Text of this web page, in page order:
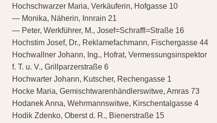
Hochschwarzer Maria, Verkäuferin, Hofgasse 10
— Monika, Näherin, Innrain 21
— Peter, Werkführer, M., Josef=Schraffl=Straße 16
Hochstim Josef, Dr., Reklamefachmann, Fischergasse 44
Hochwallner Johann, Ing., Hofrat, Vermessungsinspektor
f. T. u. V., Grillparzerstraße 6
Hochwarter Johann, Kutscher, Rechengasse 1
Hocke Maria, Gemischtwarenhändlerswitwe, Amras 73
Hodanek Anna, Wehrmannswitwe, Kirschentalgasse 4
Hodik Zdenko, Oberst d. R., Bienerstraße 15